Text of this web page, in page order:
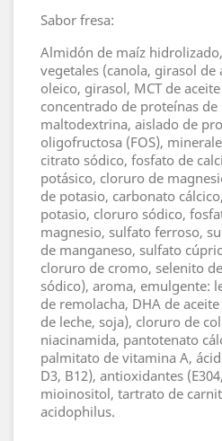
Sabor fresa:
Almidón de maíz
vegetales (canola, girasol
oleico, girasol, MCT de
concentrado de proteínas de
maltodextrina, aislado de
oligofructosa (FOS),
citrato sódico, fosfato de
potásico, cloruro de
de potasio, carbonato
potasio, cloruro sódico,
magnesio, sulfato ferroso,
de manganeso, sulfato
cloruro de cromo, selenito
sódico), aroma, emulgente:
de remolacha, DHA de
de leche, soja), cloruro de
niacinamida, pantotenato
palmitato de vitamina A,
D3, B12), antioxidantes
mioinositol, tartrato de
acidophilus.